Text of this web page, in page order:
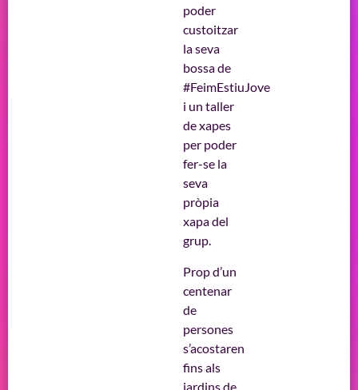
poder
custoitzar
la seva
bossa de
#FeimEstiuJove
i un taller
de xapes
per poder
fer-se la
seva
pròpia
xapa del
grup.
Prop d’un
centenar
de
persones
s’acostaren
fins als
jardins de